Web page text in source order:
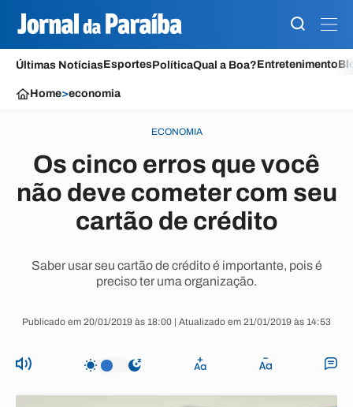
Últimas NotíciasEsportesPolíticaQual a Boa?Entretenimento
Home>economia
ECONOMIA
Os cinco erros que você
não deve cometer com seu
cartão de crédito
Saber usar seu cartão de crédito é importante, pois é
preciso ter uma organização.
Publicado em 20/01/2019 às 18:00 | Atualizado em 21/01/2019 às 14:53